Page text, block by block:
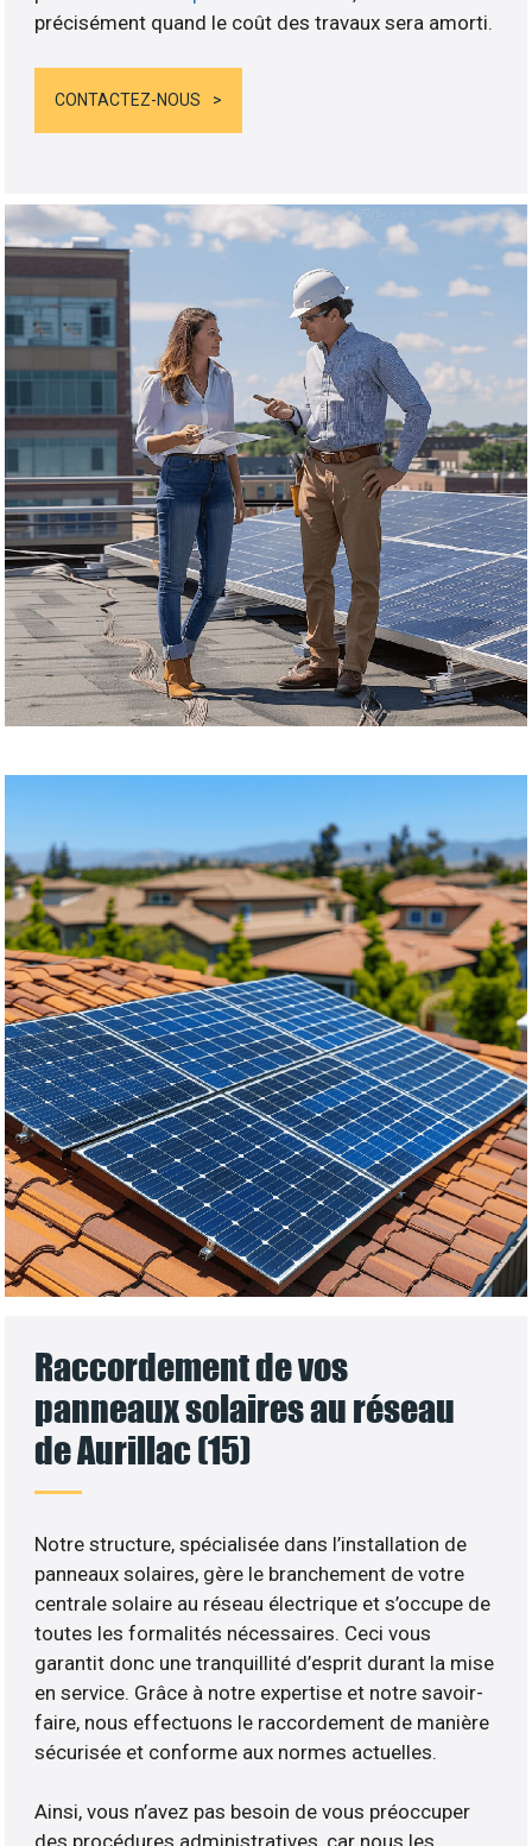
précisément quand le coût des travaux sera amorti.
CONTACTEZ-NOUS
Raccordement de vos
panneaux solaires au réseau
de Aurillac (15)
Notre structure, spécialisée dans l’installation de
panneaux solaires, gère le branchement de votre
centrale solaire au réseau électrique et s’occupe de
toutes les formalités nécessaires. Ceci vous
garantit donc une tranquillité d’esprit durant la mise
en service. Grâce à notre expertise et notre savoir-
faire, nous effectuons le raccordement de manière
sécurisée et conforme aux normes actuelles.
Ainsi, vous n’avez pas besoin de vous préoccuper